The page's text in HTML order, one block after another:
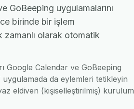
GoBeeping uygulamalarını
birinde bir işlem
olarak otomatik
Google Calendar ve GoBeeping
uygulamada da eylemleri tetikleyin
eldiven (kişiselleştirilmiş) kurulum